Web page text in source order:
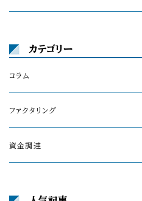
カテゴリー
コラム
ファクタリング
資金調達